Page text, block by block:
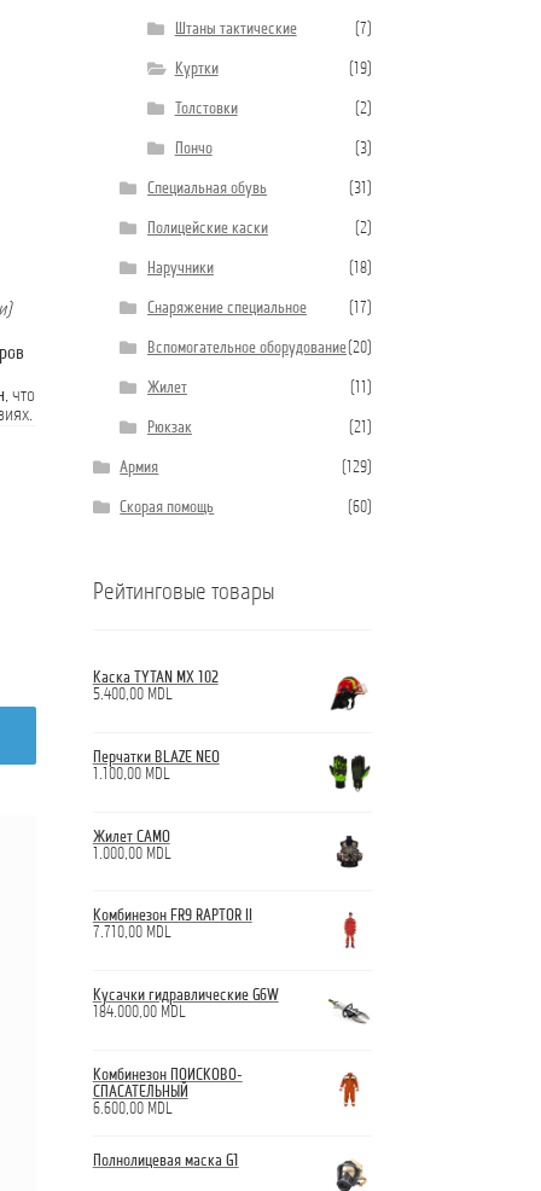
, что
Штаны тактические (7)
Куртки (19)
Толстовки (2)
Пончо (3)
Специальная обувь (31)
Полицейские каски (2)
Наручники (18)
Снаряжение специальное (17)
Вспомогательное оборудование (20)
Жилет
Рюкзак (21)
Армия (129)
Скорая помощь (60)
Рейтинговые товары
Каска TYTAN MX 102
5.400,00 MDL
Перчатки BLAZE NEO
1.100,00 MDL
Жилет CAMO
1.000,00 MDL
Комбинезон FR9 RAPTOR II
7.710,00 MDL
Кусачки гидравлические G6W
184.000,00 MDL
Комбинезон ПОИСКОВО-
СПАСАТЕЛЬНЫЙ
6.600,00 MDL
Полнолицевая маска G1